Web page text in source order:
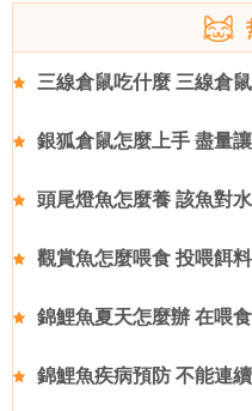
三線倉鼠吃什麼 三線倉
銀狐倉鼠怎麼上手 盡量
頭尾燈魚怎麼養 該魚對
觀賞魚怎麼喂食 投喂餌
錦鯉魚夏天怎麼辦 在喂
錦鯉魚疾病預防 不能連